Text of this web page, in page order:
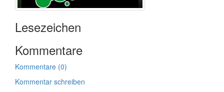
Lesezeichen
Kommentare
Kommentare (0)
Kommentar schreiben